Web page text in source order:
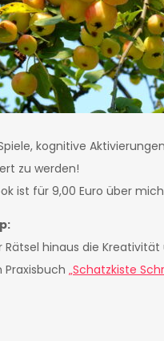
kognitive
zu werden!
ist für 9,00 Euro über
Rätsel hinaus die
„Schatzkiste